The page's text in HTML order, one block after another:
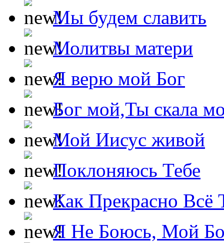
Мы будем славить
Молитвы матери
Я верю мой Бог
Бог мой,Ты скала
Мой Иисус живой
Поклоняюсь Тебе
Как Прекрасно Всё
Я Не Боюсь, Мой